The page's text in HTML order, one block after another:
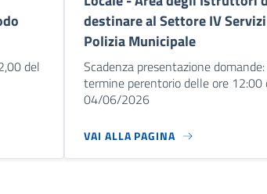
del
destinare al Settore IV
Polizia Municipale
Scadenza presentazione
termine perentorio delle ore 12:00
04/06/2026
VAI ALLA PAGINA